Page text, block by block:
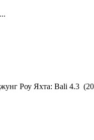
Роу Яхта: Bali 4.3